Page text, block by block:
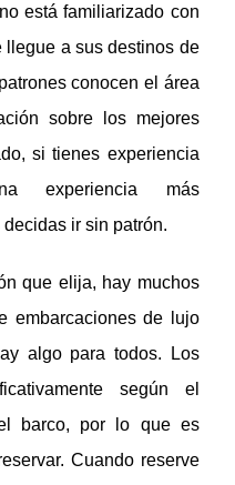
está familiarizado con
llegue a sus destinos de
conocen el área
sobre los mejores
si tienes experiencia
experiencia más
ir sin patrón.
que elija, hay muchos
embarcaciones de lujo
algo para todos. Los
según el
barco, por lo que es
Cuando reserve